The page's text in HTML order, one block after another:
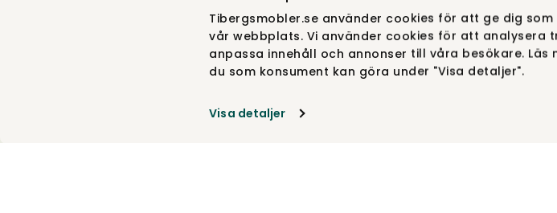
Tibergsmobler.se använder cookies för att ge dig
vår webbplats. Vi använder cookies för att
anpassa innehåll och annonser till våra besökare. Läs
du som konsument kan göra under "Visa detaljer".
Visa detaljer